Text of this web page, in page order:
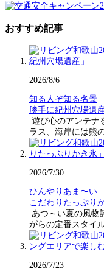
おすすめ記事
2026/8/6
知る人ぞ知る名景
勝手に紀州穴場遺
遊び心のアンテナ
ラス、海岸には熊
2026/7/30
ひんやりあま〜い
こだわりたっぷり
あつ～い夏の風物
がらの定番スタイ
2026/7/23